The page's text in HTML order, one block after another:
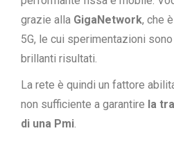
grazie alla GigaNetwork, che
5G, le cui sperimentazioni
brillanti risultati.
La rete è quindi un fattore
non sufficiente a garantire la
di una Pmi.